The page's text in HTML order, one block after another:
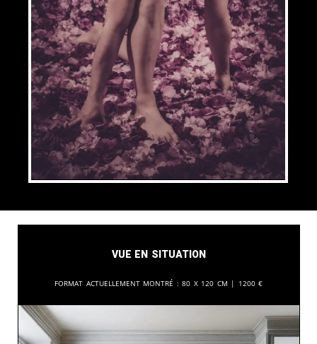
Vue en situation
Format actuellement montré : 80 x 120 cm | 1200 €